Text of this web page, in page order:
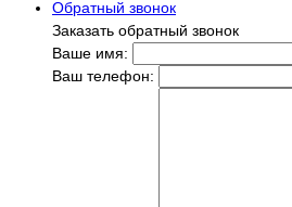
Обратный звонок
Заказать обратный звонок
Ваше имя:
Ваш телефон: